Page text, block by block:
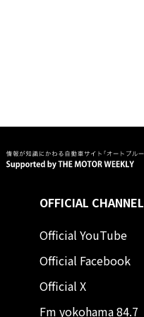
OFFICIAL CHANNEL
Official YouTube
Official Facebook
Official X
Fm yokohama 84.7